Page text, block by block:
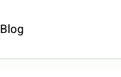
Blog